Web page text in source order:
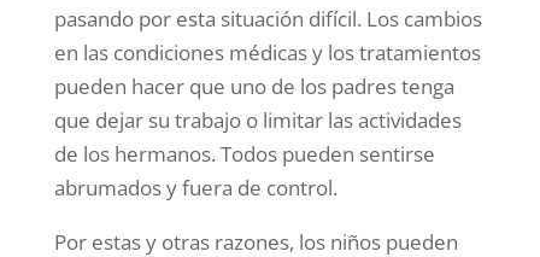
pasando por esta situación difícil. Los cambios
en las condiciones médicas y los tratamientos
pueden hacer que uno de los padres tenga
que dejar su trabajo o limitar las actividades
de los hermanos. Todos pueden sentirse
abrumados y fuera de control.
Por estas y otras razones, los niños pueden